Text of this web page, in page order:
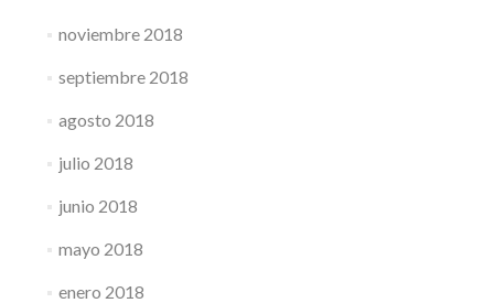
noviembre 2018
septiembre 2018
agosto 2018
julio 2018
junio 2018
mayo 2018
enero 2018